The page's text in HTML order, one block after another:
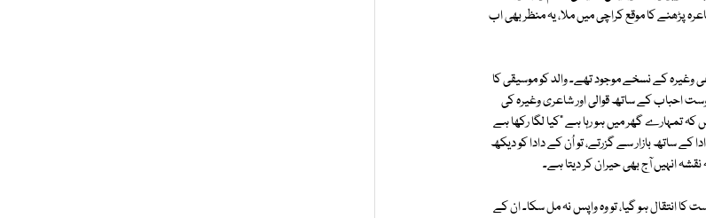
پڑھنے کا موقع کراچی میں ملا، یہ منظر بھی اب
وغیرہ کے نسخے موجود تھے۔ والد کو موسیقی کا
احباب کے ساتھ قوالی اور شاعری وغیرہ کی
کہ تمہارے گھر میں ہو رہا ہے "کیا لگا رکھا ہے
ساتھ بازار سے گزرتے، تو اُن کے دادا کو دیکھ
انہیں آج بھی حیران کر دیتا ہے۔
انتقال ہو گیا، تو وہ واپس نہ مل سکا۔ ان کے